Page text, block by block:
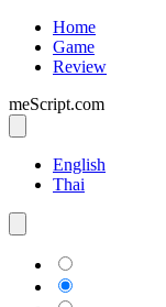
Home
Game
Review
meScript.com
English
Thai